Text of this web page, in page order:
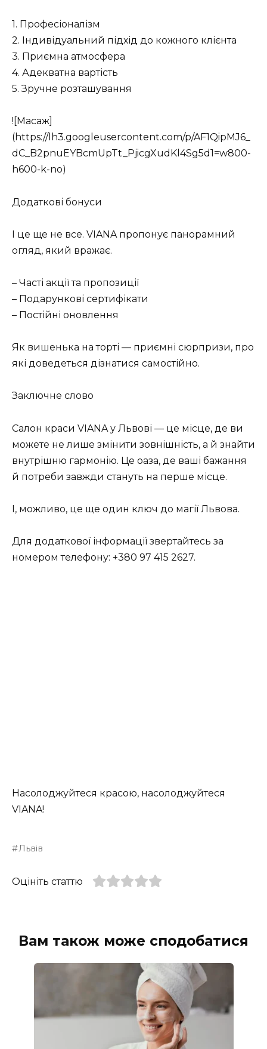
1. Професіоналізм
2. Індивідуальний підхід до кожного клієнта
3. Приємна атмосфера
4. Адекватна вартість
5. Зручне розташування
![Масаж]
(https://lh3.googleusercontent.com/p/AF1QipMJ6_
dC_B2pnuEYBcmUpTt_PjicgXudKl4Sg5d1=w800-
h600-k-no)
Додаткові бонуси
І це ще не все. VIANA пропонує панорамний
огляд, який вражає.
– Часті акції та пропозиції
– Подарункові сертифікати
– Постійні оновлення
Як вишенька на торті — приємні сюрпризи, про
які доведеться дізнатися самостійно.
Заключне слово
Салон краси VIANA у Львові — це місце, де ви
можете не лише змінити зовнішність, а й знайти
внутрішню гармонію. Це оаза, де ваші бажання
й потреби завжди стануть на перше місце.
І, можливо, це ще один ключ до магії Львова.
Для додаткової інформації звертайтесь за
номером телефону: +380 97 415 2627.
Насолоджуйтеся красою, насолоджуйтеся
VIANA!
Львів
Оцініть статтю
Вам також може сподобатися